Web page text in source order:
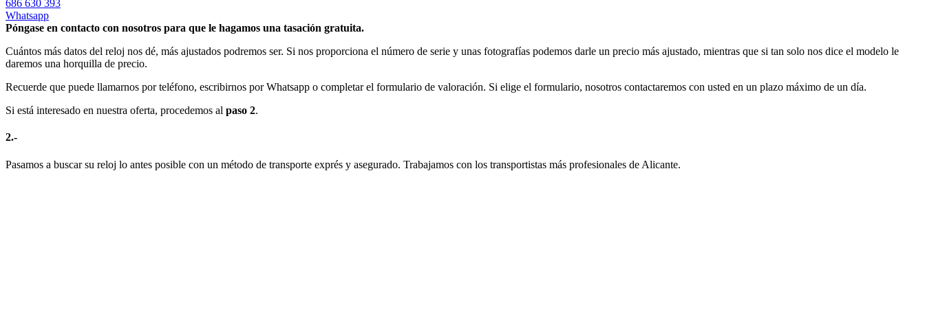
686 630 393
Whatsapp
Póngase en contacto con nosotros para que le hagamos una tasación gratuita.
Cuántos más datos del reloj nos dé, más ajustados podremos ser. Si nos proporciona el número de serie y unas fotografías podemos darle un precio más ajustado, mientras que si tan solo nos dice el modelo le
daremos una horquilla de precio.
Recuerde que puede llamarnos por teléfono, escribirnos por Whatsapp o completar el formulario de valoración. Si elige el formulario, nosotros contactaremos con usted en un plazo máximo de un día.
Si está interesado en nuestra oferta, procedemos al paso 2.
2.-
Pasamos a buscar su reloj lo antes posible con un método de transporte exprés y asegurado. Trabajamos con los transportistas más profesionales de Alicante.